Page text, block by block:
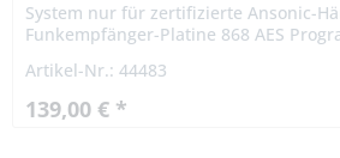
System nur für zertifizierte Ansonic-
Funkempfänger-Platine 868 AES
Stecker...
Artikel-Nr.: 44483
139,00 € *